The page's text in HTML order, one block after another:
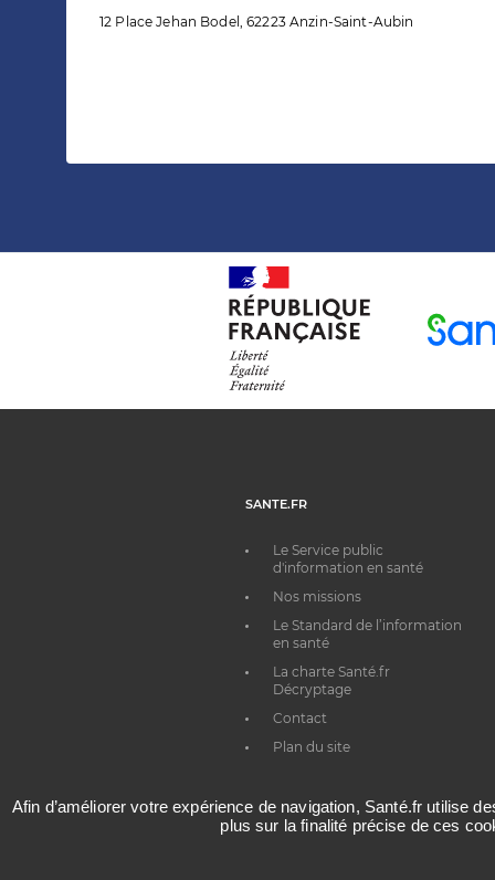
12 Place Jehan Bodel, 62223 Anzin-Saint-Aubin
SANTE.FR
Le Service public
d'information en santé
Nos missions
Le Standard de l’information
en santé
La charte Santé.fr
Décryptage
Contact
Plan du site
Afin d’améliorer votre expérience de navigation, Santé.fr utilise
plus sur la finalité précise de ces